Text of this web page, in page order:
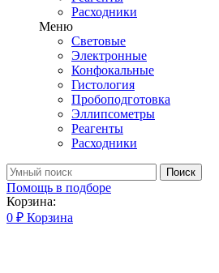
Расходники
Меню
Световые
Электронные
Конфокальные
Гистология
Пробоподготовка
Эллипсометры
Реагенты
Расходники
Поиск
Помощь в подборе
Корзина:
0 ₽ Корзина